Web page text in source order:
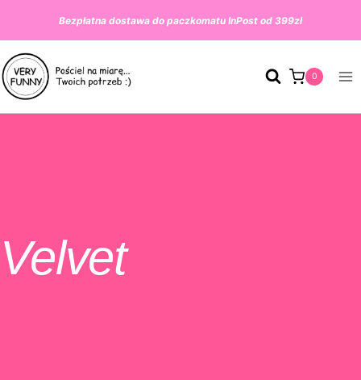
treści
Bezpłatna dostawa do paczkomatu InPost od 399zł
0
Velvet